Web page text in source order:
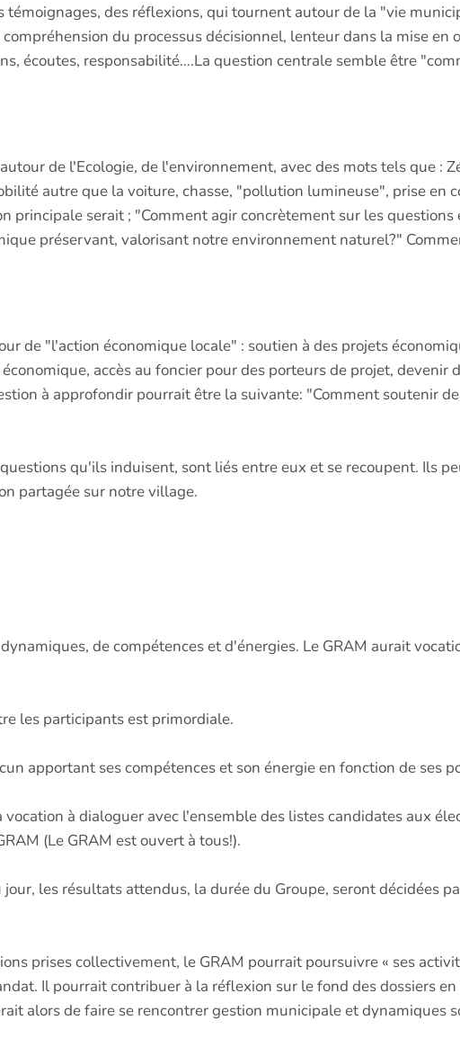
témoignages, des réflexions, qui tournent autour de la "vie
du processus décisionnel, lenteur dans la mise
écoutes, responsabilité….La question centrale semble être
de l'Ecologie, de l'environnement, avec des mots tels que :
autre que la voiture, chasse, "pollution lumineuse", prise en
principale serait ; "Comment agir concrètement sur les
préservant, valorisant notre environnement naturel?"
de "l'action économique locale" : soutien à des projets
accès au foncier pour des porteurs de projet, devenir
à approfondir pourrait être la suivante: "Comment soutenir
qu'ils induisent, sont liés entre eux et se recoupent. Ils
partagée sur notre village.
de compétences et d'énergies. Le GRAM aurait
les participants est primordiale.
apportant ses compétences et son énergie en fonction de ses
à dialoguer avec l'ensemble des listes candidates aux
(Le GRAM est ouvert à tous!).
les résultats attendus, la durée du Groupe, seront décidées
prises collectivement, le GRAM pourrait poursuivre « ses
Il pourrait contribuer à la réflexion sur le fond des dossiers
alors de faire se rencontrer gestion municipale et dynamiques